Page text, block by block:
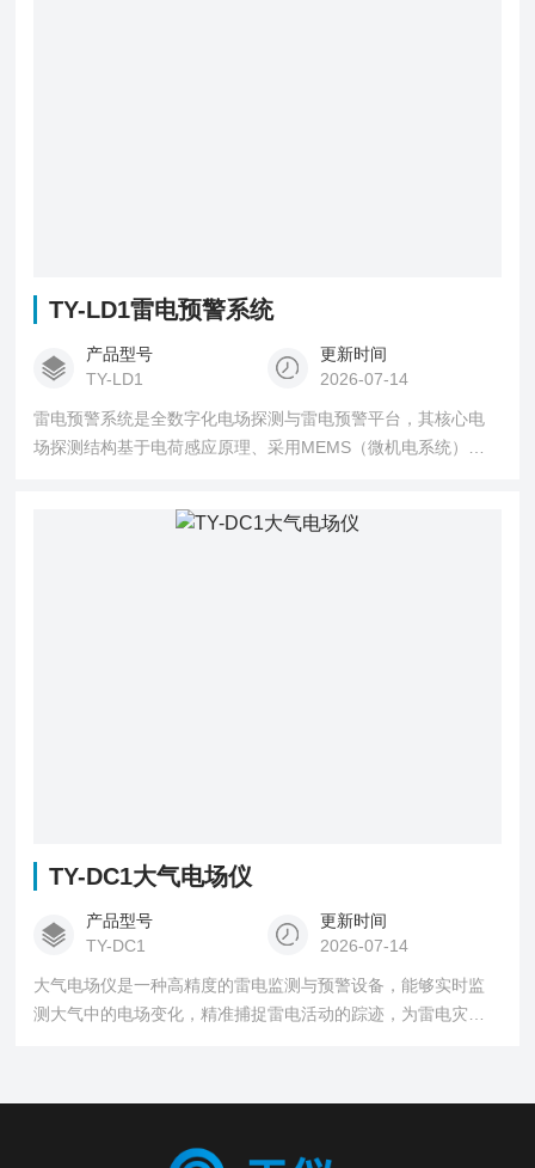
TY-LD1雷电预警系统
产品型号
TY-LD1
更新时间
2026-07-14
雷电预警系统是全数字化电场探测与雷电预警平台，其核心电
场探测结构基于电荷感应原理、采用MEMS（微机电系统）技
TY-DC1大气电场仪
产品型号
TY-DC1
更新时间
2026-07-14
大气电场仪是一种高精度的雷电监测与预警设备，能够实时监
测大气中的电场变化，精准捕捉雷电活动的踪迹，为雷电灾害